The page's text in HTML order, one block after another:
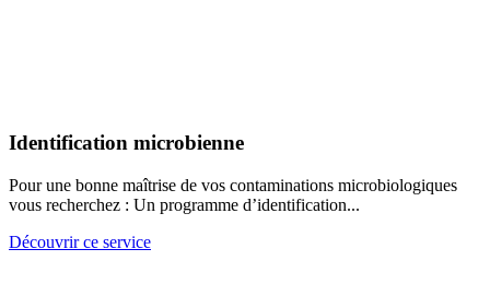
Identification microbienne
Pour une bonne maîtrise de vos contaminations microbiologiques
vous recherchez : Un programme d’identification...
Découvrir ce service